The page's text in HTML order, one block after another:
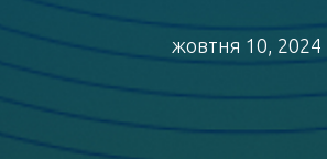
жовтня 10, 2024